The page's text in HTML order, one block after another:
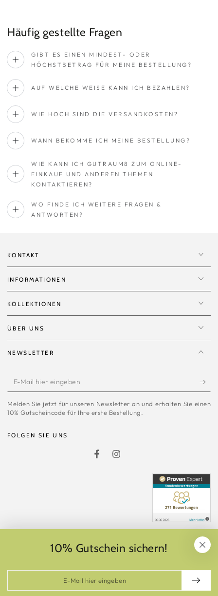
Häufig gestellte Fragen
GIBT ES EINEN MINDEST- ODER
HÖCHSTBETRAG FÜR MEINE BESTELLUNG?
AUF WELCHE WEISE KANN ICH BEZAHLEN?
WIE HOCH SIND DIE VERSANDKOSTEN?
WANN BEKOMME ICH MEINE BESTELLUNG?
WIE KANN ICH GUTRAUM8 ZUM ONLINE-
EINKAUF UND ANDEREN THEMEN
KONTAKTIEREN?
WO FINDE ICH WEITERE FRAGEN &
ANTWORTEN?
KONTAKT
INFORMATIONEN
KOLLEKTIONEN
ÜBER UNS
NEWSLETTER
E-
Mail
hier
Melden Sie jetzt für unseren Newsletter an und erhalten Sie einen
10% Gutscheincode für Ihre erste Bestellung.
FOLGEN SIE UNS
FacebookInstagram
Vertrag widerrufen
10% Gutschein sichern!
Mail